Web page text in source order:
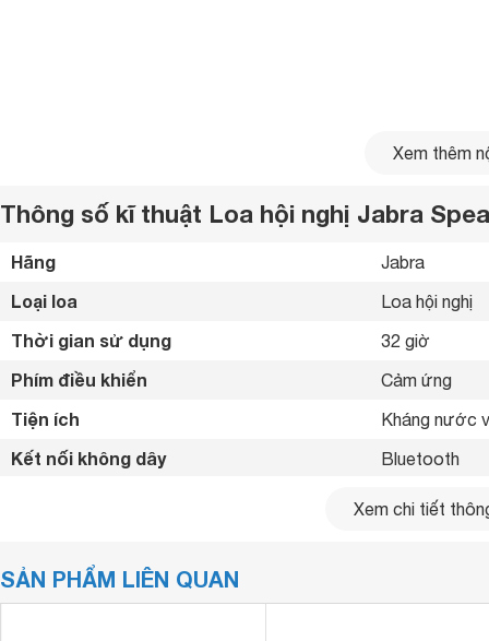
Xem thêm
Thông số kĩ thuật Loa hội nghị Jabra
Hãng Jabra
Loại loa Loa hội nghị
Thời gian sử dụng 32 giờ
Phím điều khiển Cảm ứng
Tiện ích Kháng nước
Kết nối không dây Bluetooth
USB
Xem chi tiết
SẢN PHẨM LIÊN QUAN